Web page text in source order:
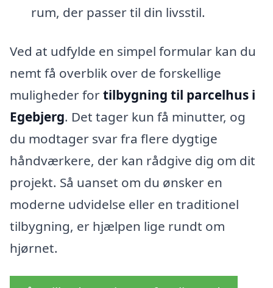
rum, der passer til din livsstil.
Ved at udfylde en simpel formular kan du
nemt få overblik over de forskellige
muligheder fortilbygning til parcelhus i
Egebjerg. Det tager kun få minutter, og
du modtager svar fra flere dygtige
håndværkere, der kan rådgive dig om dit
projekt. Så uanset om du ønsker en
moderne udvidelse eller en traditionel
tilbygning, er hjælpen lige rundt om
hjørnet.